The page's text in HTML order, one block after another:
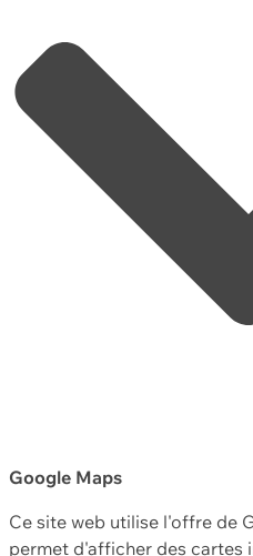
Google Maps
Ce site web utilise l'offre de
permet d'afficher des cartes